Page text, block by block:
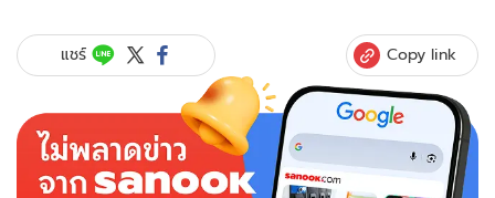
"บุ๋ม
ปนัดดา"
มิจฉาชีพ
โพสต์
ยาว!
แชร์ Copy link